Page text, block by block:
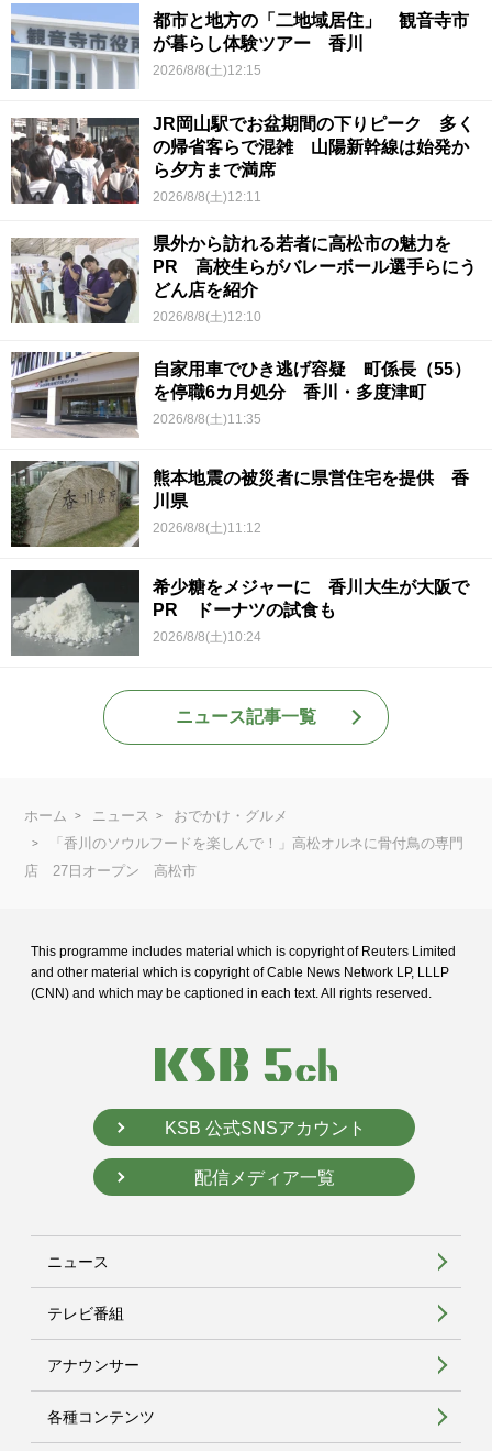
都市と地方の「二地域居住」 観音寺市
が暮らし体験ツアー 香川
2026/8/8(土)12:15
JR岡山駅でお盆期間の下りピーク 多く
の帰省客らで混雑 山陽新幹線は始発か
ら夕方まで満席
2026/8/8(土)12:11
県外から訪れる若者に高松市の魅力を
PR 高校生らがバレーボール選手らにう
どん店を紹介
2026/8/8(土)12:10
自家用車でひき逃げ容疑 町係長（55）
を停職6カ月処分 香川・多度津町
2026/8/8(土)11:35
熊本地震の被災者に県営住宅を提供 香
川県
2026/8/8(土)11:12
希少糖をメジャーに 香川大生が大阪で
PR ドーナツの試食も
2026/8/8(土)10:24
ニュース記事一覧
ホーム ニュース
おでかけ・グルメ
「香川のソウルフードを楽しんで！」高松オルネに骨付鳥の専門
店 27日オープン 高松市
This programme includes material which is copyright of Reuters Limited
and other material which is copyright of Cable News Network LP, LLLP
(CNN) and which may be captioned in each text. All rights reserved.
KSB 公式SNSアカウント
配信メディア一覧
ニュース
テレビ番組
アナウンサー
各種コンテンツ